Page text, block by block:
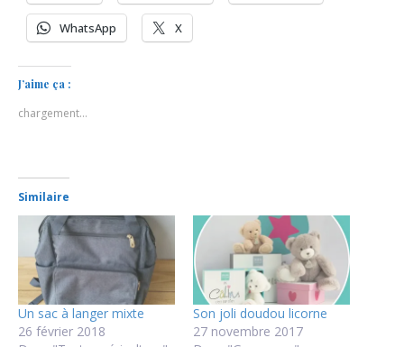
WhatsApp X
J’aime ça :
chargement…
Similaire
Un sac à langer mixte
26 février 2018
Son joli doudou licorne
27 novembre 2017